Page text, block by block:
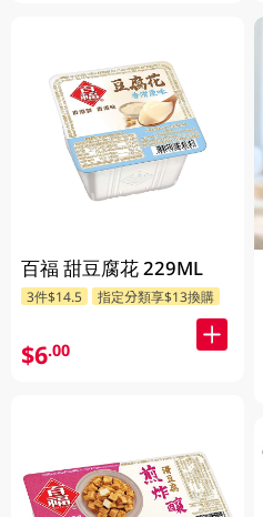
百福 甜豆腐花 229ML
3件$14.5 指定分類享$13換購
$6.00